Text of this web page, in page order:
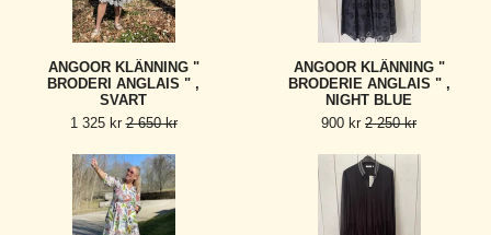
ANGOOR KLÄNNING "
BRODERI ANGLAIS " ,
SVART
1 325 kr2 650 kr
ANGOOR KLÄNNING "
BRODERIE ANGLAIS " ,
NIGHT BLUE
900 kr 2 250 kr